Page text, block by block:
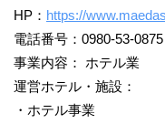
HP： https://
電話番号：0980-53-
事業内容： ホテル業
運営ホテル・施設：
・ホテル事業